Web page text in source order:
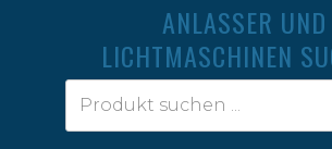
ANLASSER UND
LICHTMASCHINEN